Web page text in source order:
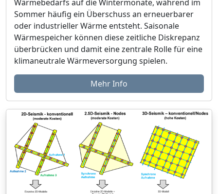
Wärmebedarfs auf die Wintermonate, während im
Sommer häufig ein Überschuss an erneuerbarer
oder industrieller Wärme entsteht. Saisonale
Wärmespeicher können diese zeitliche Diskrepanz
überbrücken und damit eine zentrale Rolle für eine
klimaneutrale Wärmeversorgung spielen.
Mehr Info